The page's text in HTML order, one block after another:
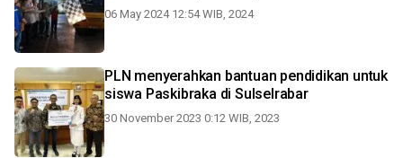
06 May 2024 12:54 WIB, 2024
PLN menyerahkan bantuan pendidikan untuk
siswa Paskibraka di Sulselrabar
30 November 2023 0:12 WIB, 2023